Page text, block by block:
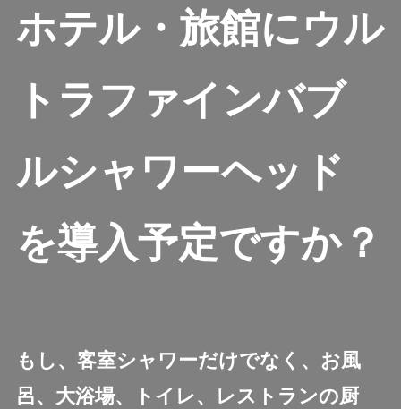
ホテル・旅館にウル
トラファインバブ
ルシャワーヘッド
を導入予定ですか？
もし、客室シャワーだけでなく、お風
呂、大浴場、トイレ、レストランの厨